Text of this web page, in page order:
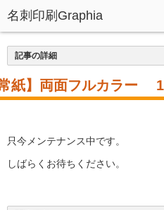
記事の詳細
紙】両面フルカラー
只今メンテナンス中です。
しばらくお待ちください。